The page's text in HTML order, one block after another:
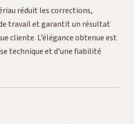
réduit les corrections,
travail et garantit un résultat
cliente. L’élégance obtenue est
technique et d’une fiabilité